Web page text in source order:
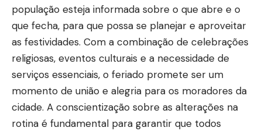
população esteja informada sobre o que abre e o
que fecha, para que possa se planejar e aproveitar
as festividades. Com a combinação de celebrações
religiosas, eventos culturais e a necessidade de
serviços essenciais, o feriado promete ser um
momento de união e alegria para os moradores da
cidade. A conscientização sobre as alterações na
rotina é fundamental para garantir que todos